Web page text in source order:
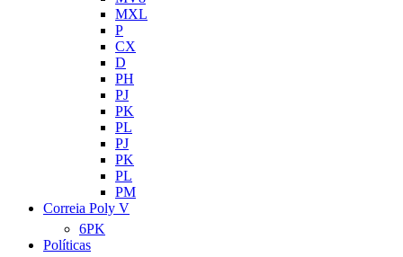
MXL
P
CX
D
PH
PJ
PK
PL
PJ
PK
PL
PM
Correia Poly V
6PK
Políticas